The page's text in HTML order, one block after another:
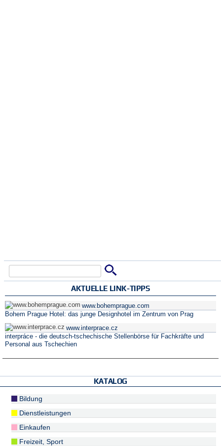
AKTUELLE LINK-TIPPS
www.bohemprague.com
Bohem Prague Hotel: das junge Designhotel im Zentrum von Prag
www.interprace.cz
interpráce - die deutsch-tschechische Stellenbörse für Fachkräfte und
Personal aus Tschechien
KATALOG
Bildung
Dienstleistungen
Einkaufen
Freizeit, Sport